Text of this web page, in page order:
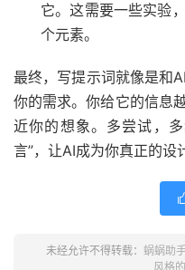
它。这需要一些实验
个元素。
最终，写提示词就像是和
你的需求。你给它的信息
近你的想象。多尝试，
言”，让AI成为你真正的设
未经允许不得转载： 蜗蜗助
风格